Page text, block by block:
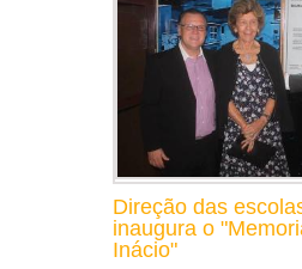
Direção das
inaugura o
Inácio"